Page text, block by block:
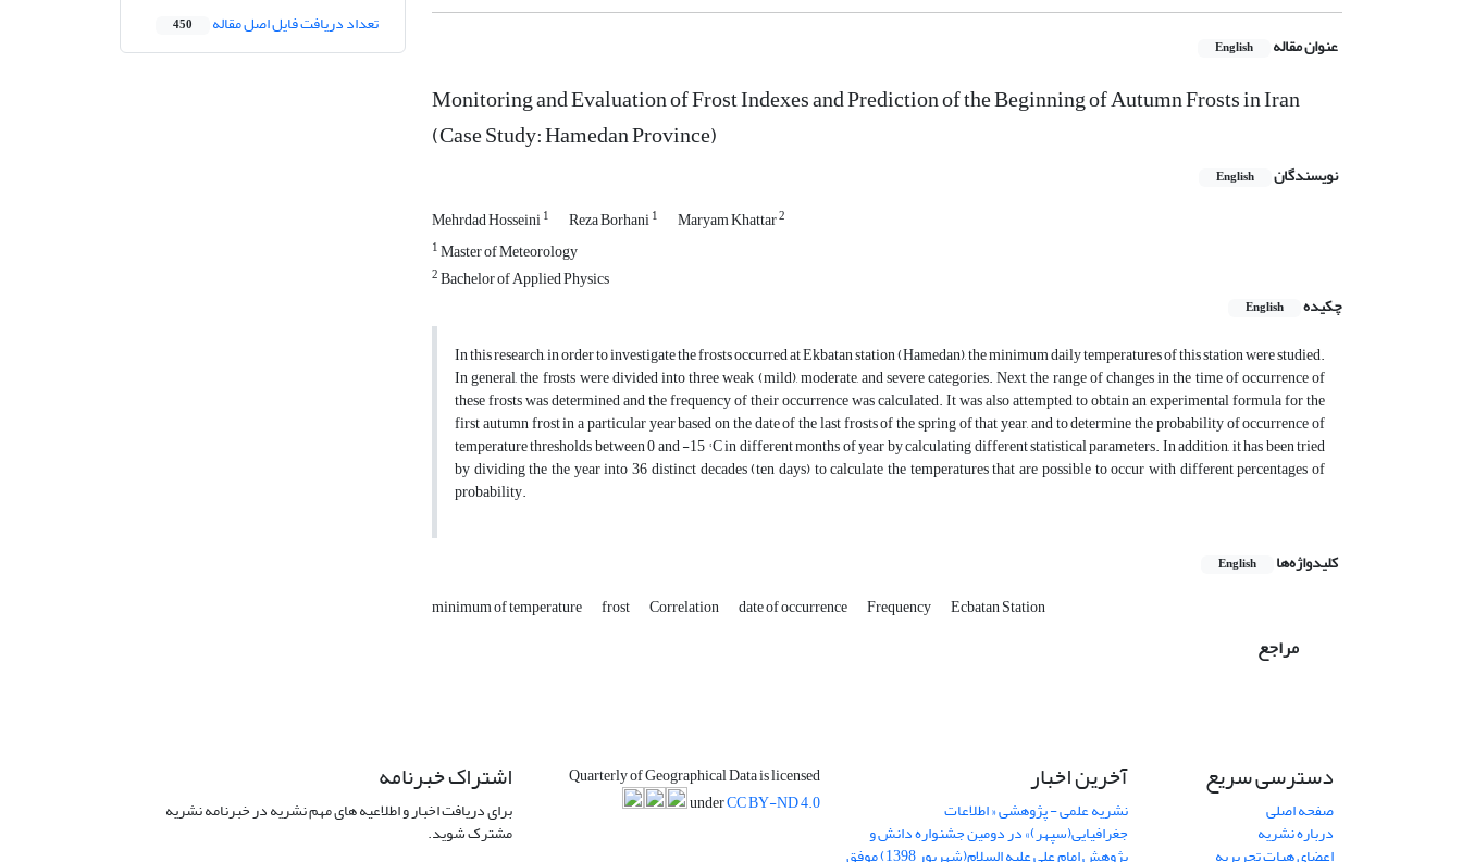
عنوان مقاله English
Monitoring and Evaluation of Frost Indexes and Prediction of the Beginning of Autumn Frosts in Iran
(Case Study: Hamedan Province)
نویسندگان English
Mehrdad Hosseini1 Reza Borhani1 Maryam Khattar2
1Master of Meteorology
2Bachelor of Applied Physics
چکیده
English
In this research, in order to investigate the frosts occurred at Ekbatan station (Hamedan), the minimum daily temperatures of this station were studied.
In general, the frosts were divided into three weak (mild), moderate, and severe categories. Next, the range of changes in the time of occurrence of
these frosts was determined and the frequency of their occurrence was calculated. It was also attempted to obtain an experimental formula for the
first autumn frost in a particular year based on the date of the last frosts of the spring of that year, and to determine the probability of occurrence of
temperature thresholds between 0 and -15 ° C in different months of year by calculating different statistical parameters. In addition, it has been tried
by dividing the the year into 36 distinct decades (ten days) to calculate the temperatures that are possible to occur with different percentages of
probability.
کلیدواژه‌ها English
minimum of temperature frost Correlation date of occurrence Frequency Ecbatan Station
مراجع
تعداد دریافت فایل اصل مقاله 450
دسترسی سریع
صفحه اصلی
درباره نشریه
آخرین اخبار
نشریه علمی - پژوهشی « اطلاعات
جغرافیایی(سپهر)» در دومین جشنواره دانش و
Quarterly of Geographical Data is licensed
underCC BY-ND 4.0
اشتراک خبرنامه
برای دریافت اخبار و اطلاعیه های مهم نشریه در خبرنامه نشریه
مشترک شوید.